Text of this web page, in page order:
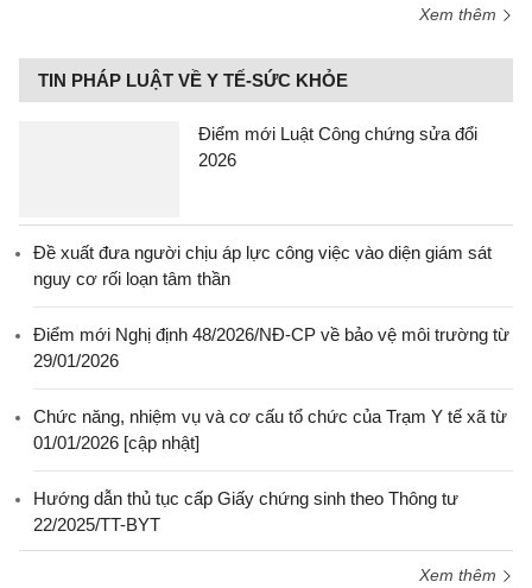
Xem thêm
TIN PHÁP LUẬT VỀ Y TẾ-SỨC KHỎE
Điểm mới Luật Công chứng sửa đổi
2026
Đề xuất đưa người chịu áp lực công việc vào diện giám sát
nguy cơ rối loạn tâm thần
Điểm mới Nghị định 48/2026/NĐ-CP về bảo vệ môi trường từ
29/01/2026
Chức năng, nhiệm vụ và cơ cấu tổ chức của Trạm Y tế xã từ
01/01/2026 [cập nhật]
Hướng dẫn thủ tục cấp Giấy chứng sinh theo Thông tư
22/2025/TT-BYT
Xem thêm